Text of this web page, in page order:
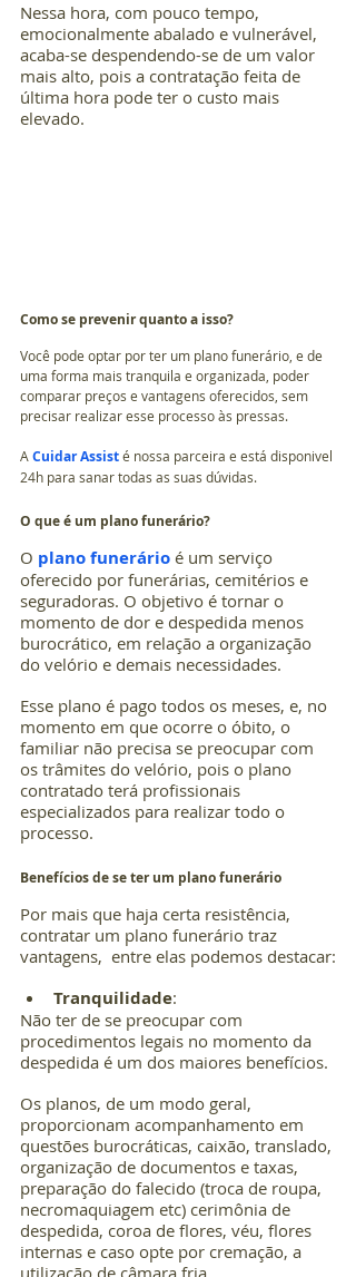
Nessa hora, com pouco tempo,
emocionalmente abalado e vulnerável,
acaba-se despendendo-se de um valor
mais alto, pois a contratação feita de
última hora pode ter o custo mais
elevado.
Como se prevenir quanto a isso?
Você pode optar por ter um plano funerário, e de
uma forma mais tranquila e organizada, poder
comparar preços e vantagens oferecidos, sem
precisar realizar esse processo às pressas.
A Cuidar Assist é nossa parceira e está disponivel
24h para sanar todas as suas dúvidas.
O que é um plano funerário?
O plano funerário é um serviço
oferecido por funerárias, cemitérios e
seguradoras. O objetivo é tornar o
momento de dor e despedida menos
burocrático, em relação a organização
do velório e demais necessidades.
Esse plano é pago todos os meses, e, no
momento em que ocorre o óbito, o
familiar não precisa se preocupar com
os trâmites do velório, pois o plano
contratado terá profissionais
especializados para realizar todo o
processo.
Benefícios de se ter um plano funerário
Por mais que haja certa resistência,
contratar um plano funerário traz
vantagens,  entre elas podemos destacar:
Tranquilidade:
Não ter de se preocupar com
procedimentos legais no momento da
despedida é um dos maiores benefícios.
Os planos, de um modo geral,
proporcionam acompanhamento em
questões burocráticas, caixão, translado,
organização de documentos e taxas,
preparação do falecido (troca de roupa,
necromaquiagem etc) cerimônia de
despedida, coroa de flores, véu, flores
internas e caso opte por cremação, a
utilização de câmara fria.